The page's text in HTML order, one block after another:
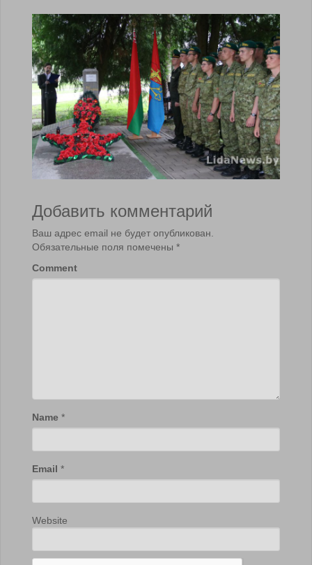
Добавить комментарий
Ваш адрес email не будет опубликован.
Обязательные поля помечены *
Comment
Name *
Email *
Website